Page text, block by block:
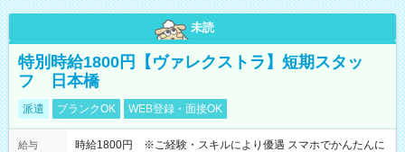
未読
特別時給1800円【ヴァレクストラ】短期スタッ
フ 日本橋
派遣 ブランクOK WEB登録・面接OK
給与
時給1800円 ※ご経験・スキルにより優遇 スマホでかんたんに